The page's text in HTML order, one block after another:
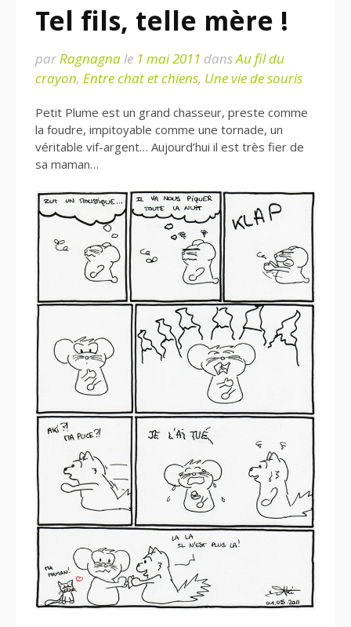
Tel fils, telle mère !
parRagnagnale 1 mai 2011 dansAu fil du
crayon, Entre chat et chiens, Une vie de souris
Petit Plume est un grand chasseur, preste comme
la foudre, impitoyable comme une tornade, un
véritable vif-argent… Aujourd’hui il est très fier de
sa maman…